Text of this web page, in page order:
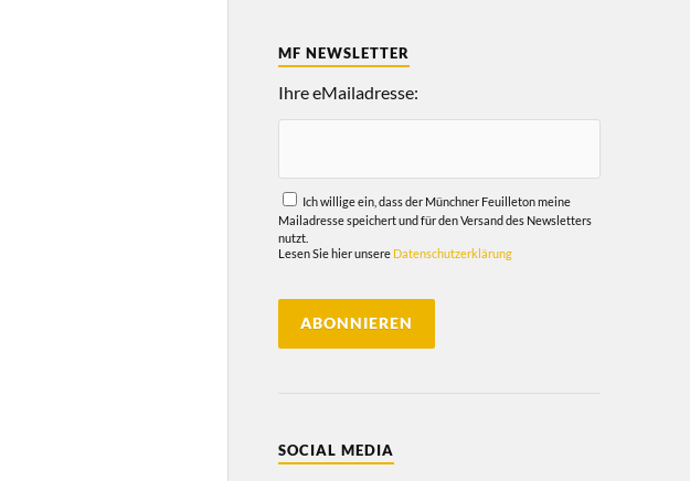
MF NEWSLETTER
Ihre eMailadresse:
Ich willige ein, dass der Münchner Feuilleton meine
Mailadresse speichert und für den Versand des Newsletters
nutzt.
Lesen Sie hier unsere Datenschutzerklärung
SOCIAL MEDIA